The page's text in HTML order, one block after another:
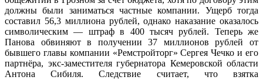
должны были заниматься частные компании. Ущерб тогда
составил 56,3 миллиона рублей, однако наказание оказалось
символическим — штраф в 400 тысяч рублей. Теперь же
Панова обвиняют в получении 37 миллионов рублей от
бывшего главы компании «Ремстройторг» Сергея Чечко и его
партнёра, экс-заместителя губернатора Кемеровской области
Антона Сибиля. Следствие считает, что взятка